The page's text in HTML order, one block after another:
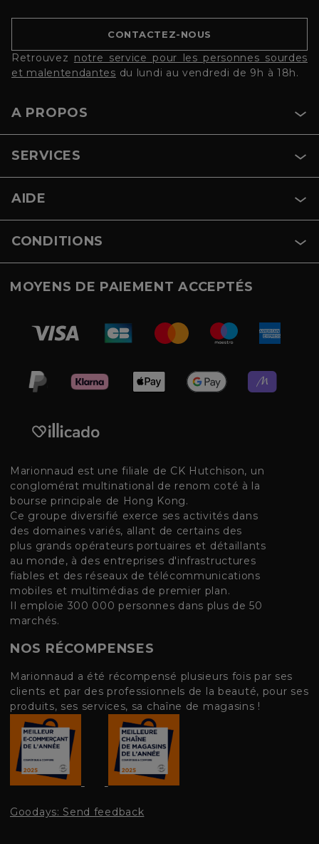
CONTACTEZ-NOUS
Retrouvez notre service pour les personnes sourdes
et malentendantes du lundi au vendredi de 9h à 18h.
A PROPOS
SERVICES
AIDE
CONDITIONS
MOYENS DE PAIEMENT ACCEPTÉS
Marionnaud est une filiale de CK Hutchison, un
conglomérat multinational de renom coté à la
bourse principale de Hong Kong.
Ce groupe diversifié exerce ses activités dans
des domaines variés, allant de certains des
plus grands opérateurs portuaires et détaillants
au monde, à des entreprises d'infrastructures
fiables et des réseaux de télécommunications
mobiles et multimédias de premier plan.
Il emploie 300 000 personnes dans plus de 50
marchés.
NOS RÉCOMPENSES
Marionnaud a été récompensé plusieurs fois par ses
clients et par des professionnels de la beauté, pour ses
produits, ses services, sa chaîne de magasins !
Goodays: Send feedback